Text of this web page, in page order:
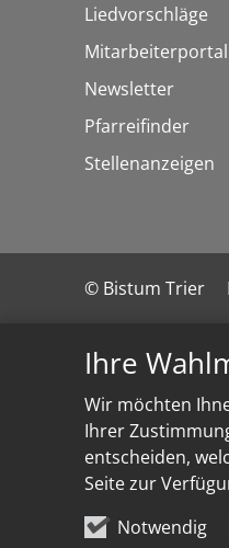
Ihre
Wir möchten
Ihrer
entscheiden,
Seite zur
Notwendig
Liedvorschläge
Mitarbeiterportal
Newsletter
Pfarreifinder
Stellenanzeigen
© Bistum Trier